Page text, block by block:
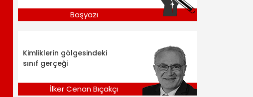
Başyazı
Kimliklerin gölgesindeki
sınıf gerçeği
İlker Cenan Bıçakçı